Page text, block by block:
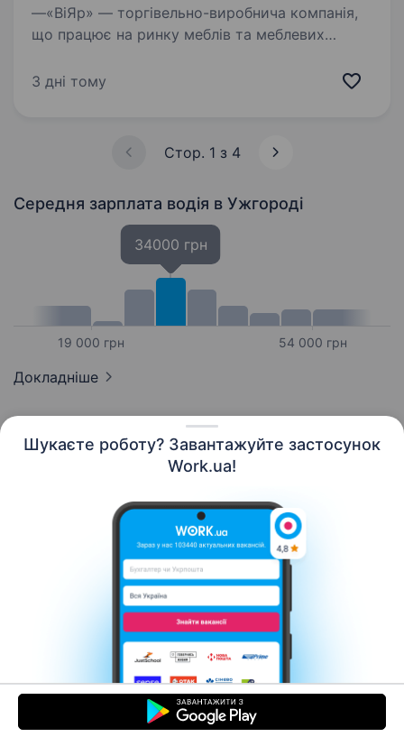
Шукаєте роботу? Завантажуйте застосунок
Work.ua!
—«ВіЯр» — торгівельно-виробнича компанія,
що працює на ринку меблів та меблевих
якісний український продукт. У зв’язку з
3 дні тому
Стор. 1 з 4
Середня зарплата водія в Ужгороді
19 000 грн
34000 грн
54 000 грн
Докладніше
Контакти Про нас
Кар’єра
Допомога Умови використання